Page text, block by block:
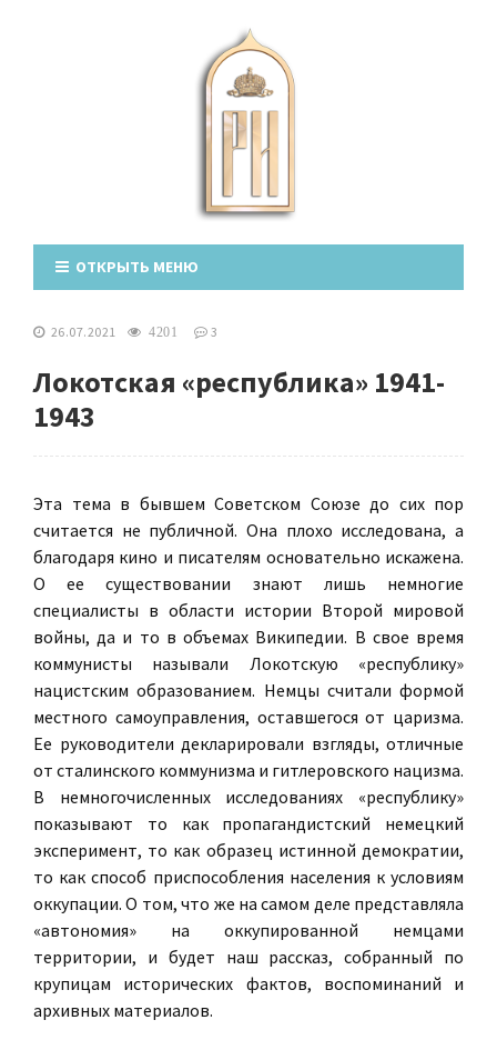
ОТКРЫТЬ МЕНЮ
26.07.2021 4201 3
Локотская «республика» 1941-
1943
Эта тема в бывшем Советском Союзе до сих пор
считается не публичной. Она плохо исследована, а
благодаря кино и писателям основательно искажена.
О ее существовании знают лишь немногие
специалисты в области истории Второй мировой
войны, да и то в объемах Википедии. В свое время
коммунисты называли Локотскую «республику»
нацистским образованием. Немцы считали формой
местного самоуправления, оставшегося от царизма.
Ее руководители декларировали взгляды, отличные
от сталинского коммунизма и гитлеровского нацизма.
В немногочисленных исследованиях «республику»
показывают то как пропагандистский немецкий
эксперимент, то как образец истинной демократии,
то как способ приспособления населения к условиям
оккупации. О том, что же на самом деле представляла
«автономия» на оккупированной немцами
территории, и будет наш рассказ, собранный по
крупицам исторических фактов, воспоминаний и
архивных материалов.